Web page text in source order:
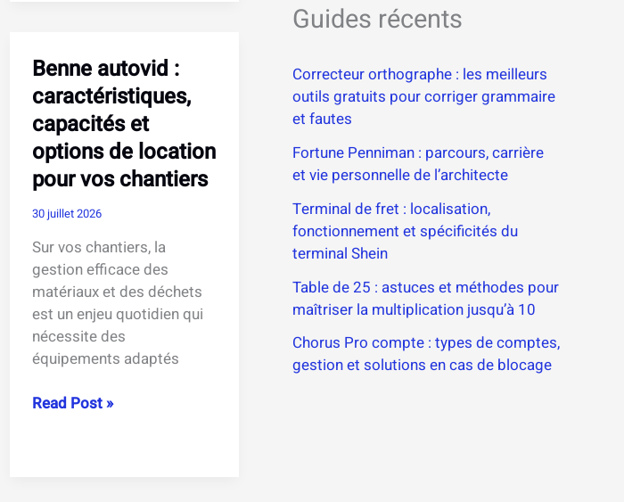
clés
pour
comprendre
le
commerce
et
Benne autovid :
caractéristiques,
capacités et
options de location
pour vos chantiers
30 juillet 2026
Sur vos chantiers, la
gestion efficace des
matériaux et des déchets
est un enjeu quotidien qui
nécessite des
équipements adaptés
Benne
Read Post »
Guides récents
Correcteur orthographe : les meilleurs
outils gratuits pour corriger grammaire
et fautes
Fortune Penniman : parcours, carrière
et vie personnelle de l’architecte
Terminal de fret : localisation,
fonctionnement et spécificités du
terminal Shein
Table de 25 : astuces et méthodes pour
maîtriser la multiplication jusqu’à 10
Chorus Pro compte : types de comptes,
gestion et solutions en cas de blocage